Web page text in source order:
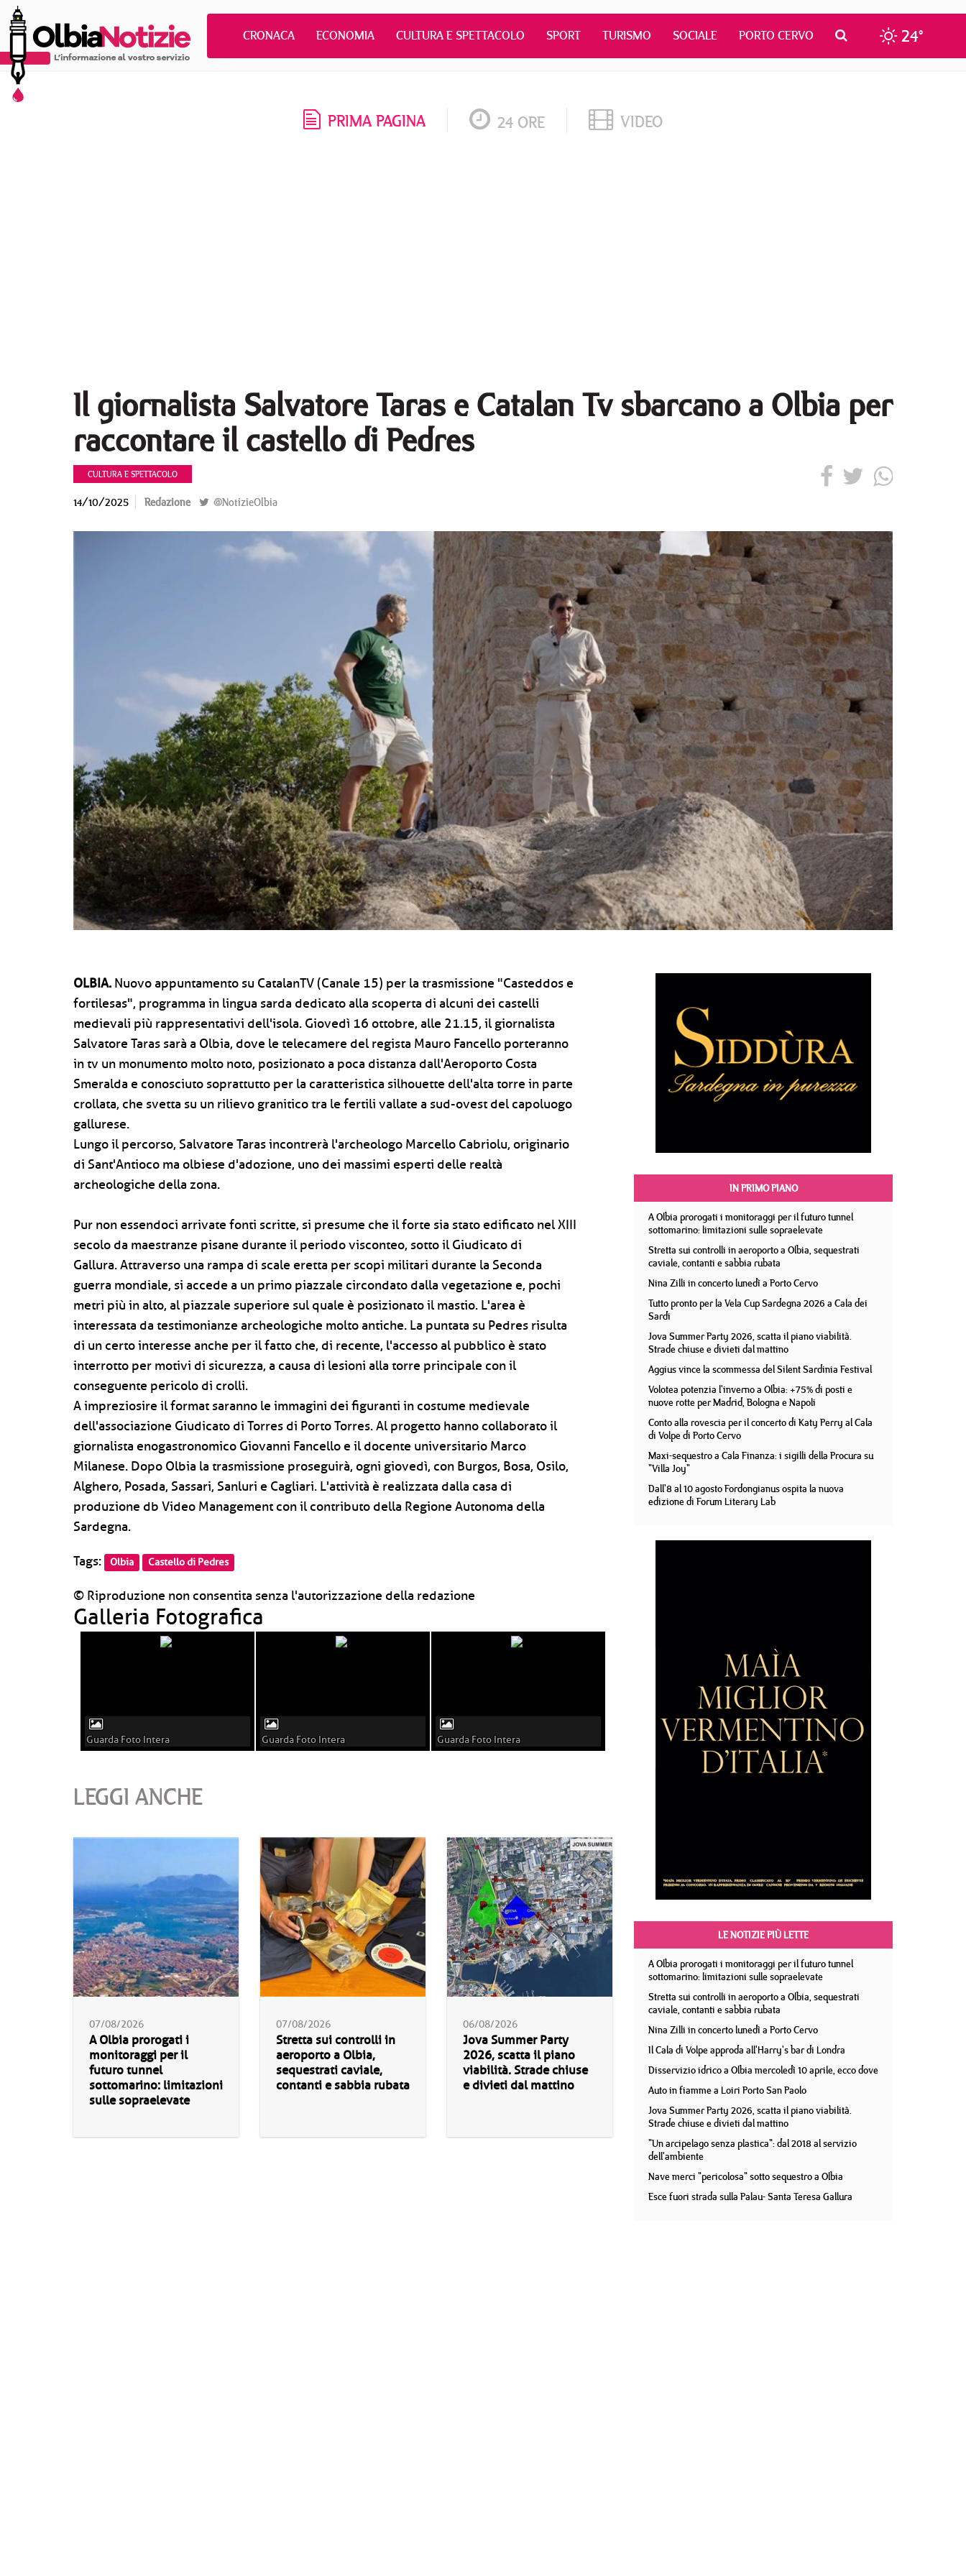
CRONACA ECONOMIA CULTURA E SPETTACOLO SPORT TURISMO SOCIALE PORTO CERVO 24°
PRIMA PAGINA 24 ORE VIDEO
Il giornalista Salvatore Taras e Catalan Tv sbarcano a Olbia per
raccontare il castello di Pedres
CULTURA E SPETTACOLO
14/10/2025 Redazione @NotizieOlbia
OLBIA. Nuovo appuntamento su CatalanTV (Canale 15) per la trasmissione "Casteddos e
fortilesas", programma in lingua sarda dedicato alla scoperta di alcuni dei castelli
medievali più rappresentativi dell'isola. Giovedì 16 ottobre, alle 21.15, il giornalista
Salvatore Taras sarà a Olbia, dove le telecamere del regista Mauro Fancello porteranno
in tv un monumento molto noto, posizionato a poca distanza dall'Aeroporto Costa
Smeralda e conosciuto soprattutto per la caratteristica silhouette dell'alta torre in parte
crollata, che svetta su un rilievo granitico tra le fertili vallate a sud-ovest del capoluogo
gallurese.
Lungo il percorso, Salvatore Taras incontrerà l'archeologo Marcello Cabriolu, originario
di Sant'Antioco ma olbiese d'adozione, uno dei massimi esperti delle realtà
archeologiche della zona.
Pur non essendoci arrivate fonti scritte, si presume che il forte sia stato edificato nel XIII
secolo da maestranze pisane durante il periodo visconteo, sotto il Giudicato di
Gallura. Attraverso una rampa di scale eretta per scopi militari durante la Seconda
guerra mondiale, si accede a un primo piazzale circondato dalla vegetazione e, pochi
metri più in alto, al piazzale superiore sul quale è posizionato il mastio. L'area è
interessata da testimonianze archeologiche molto antiche. La puntata su Pedres risulta
di un certo interesse anche per il fatto che, di recente, l'accesso al pubblico è stato
interrotto per motivi di sicurezza, a causa di lesioni alla torre principale con il
conseguente pericolo di crolli.
A impreziosire il format saranno le immagini dei figuranti in costume medievale
dell'associazione Giudicato di Torres di Porto Torres. Al progetto hanno collaborato il
giornalista enogastronomico Giovanni Fancello e il docente universitario Marco
Milanese. Dopo Olbia la trasmissione proseguirà, ogni giovedì, con Burgos, Bosa, Osilo,
Alghero, Posada, Sassari, Sanluri e Cagliari. L'attività è realizzata dalla casa di
produzione db Video Management con il contributo della Regione Autonoma della
Sardegna.
Tags: Olbia Castello di Pedres
© Riproduzione non consentita senza l'autorizzazione della redazione
Galleria Fotografica
Guarda Foto Intera Guarda Foto Intera Guarda Foto Intera
LEGGI ANCHE
07/08/2026
A Olbia prorogati i
monitoraggi per il
futuro tunnel
sottomarino: limitazioni
sulle sopraelevate
07/08/2026
Stretta sui controlli in
aeroporto a Olbia,
sequestrati caviale,
contanti e sabbia rubata
06/08/2026
Jova Summer Party
2026, scatta il piano
viabilità. Strade chiuse
e divieti dal mattino
IN PRIMO PIANO
A Olbia prorogati i monitoraggi per il futuro tunnel
sottomarino: limitazioni sulle sopraelevate
Stretta sui controlli in aeroporto a Olbia, sequestrati
caviale, contanti e sabbia rubata
Nina Zilli in concerto lunedì a Porto Cervo
Tutto pronto per la Vela Cup Sardegna 2026 a Cala dei
Sardi
Jova Summer Party 2026, scatta il piano viabilità.
Strade chiuse e divieti dal mattino
Aggius vince la scommessa del Silent Sardinia Festival
Volotea potenzia l'inverno a Olbia: +75% di posti e
nuove rotte per Madrid, Bologna e Napoli
Conto alla rovescia per il concerto di Katy Perry al Cala
di Volpe di Porto Cervo
Maxi-sequestro a Cala Finanza: i sigilli della Procura su
"Villa Joy"
Dall'8 al 10 agosto Fordongianus ospita la nuova
edizione di Forum Literary Lab
LE NOTIZIE PIÙ LETTE
A Olbia prorogati i monitoraggi per il futuro tunnel
sottomarino: limitazioni sulle sopraelevate
Stretta sui controlli in aeroporto a Olbia, sequestrati
caviale, contanti e sabbia rubata
Nina Zilli in concerto lunedì a Porto Cervo
Il Cala di Volpe approda all'Harry's bar di Londra
Disservizio idrico a Olbia mercoledì 10 aprile, ecco dove
Auto in fiamme a Loiri Porto San Paolo
Jova Summer Party 2026, scatta il piano viabilità.
Strade chiuse e divieti dal mattino
"Un arcipelago senza plastica": dal 2018 al servizio
dell'ambiente
Nave merci "pericolosa" sotto sequestro a Olbia
Esce fuori strada sulla Palau- Santa Teresa Gallura